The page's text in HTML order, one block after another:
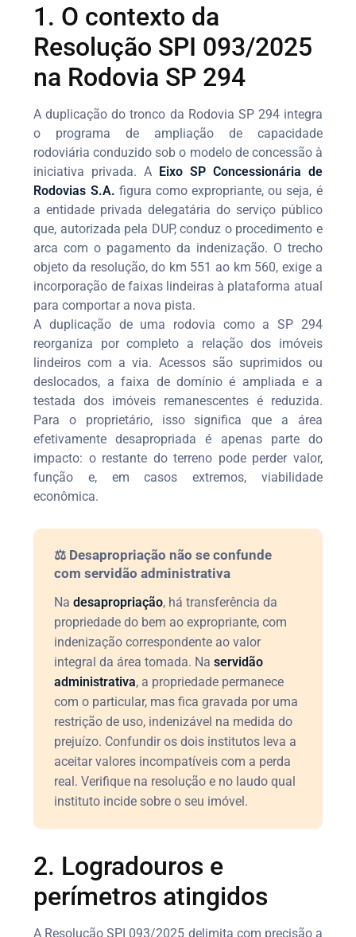
1. O contexto da
Resolução SPI 093/2025
na Rodovia SP 294
A duplicação do tronco da Rodovia SP 294 integra
o programa de ampliação de capacidade
rodoviária conduzido sob o modelo de concessão à
iniciativa privada. A Eixo SP Concessionária de
Rodovias S.A. figura como expropriante, ou seja, é
a entidade privada delegatária do serviço público
que, autorizada pela DUP, conduz o procedimento e
arca com o pagamento da indenização. O trecho
objeto da resolução, do km 551 ao km 560, exige a
incorporação de faixas lindeiras à plataforma atual
para comportar a nova pista.
A duplicação de uma rodovia como a SP 294
reorganiza por completo a relação dos imóveis
lindeiros com a via. Acessos são suprimidos ou
deslocados, a faixa de domínio é ampliada e a
testada dos imóveis remanescentes é reduzida.
Para o proprietário, isso significa que a área
efetivamente desapropriada é apenas parte do
impacto: o restante do terreno pode perder valor,
função e, em casos extremos, viabilidade
econômica.
⚖️ Desapropriação não se confunde
com servidão administrativa
Nadesapropriação, há transferência da
propriedade do bem ao expropriante, com
indenização correspondente ao valor
integral da área tomada. Naservidão
administrativa, a propriedade permanece
com o particular, mas fica gravada por uma
restrição de uso, indenizável na medida do
prejuízo. Confundir os dois institutos leva a
aceitar valores incompatíveis com a perda
real. Verifique na resolução e no laudo qual
instituto incide sobre o seu imóvel.
2. Logradouros e
perímetros atingidos
A Resolução SPI 093/2025 delimita com precisão a